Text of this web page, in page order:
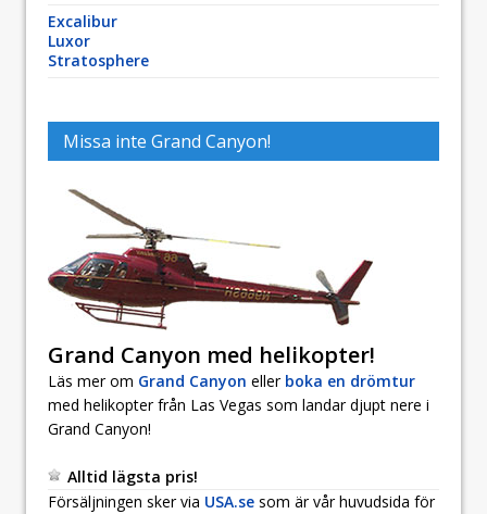
Excalibur
Luxor
Stratosphere
Missa inte Grand Canyon!
Grand Canyon med helikopter!
Läs mer om Grand Canyon eller boka en drömtur
med helikopter från Las Vegas som landar djupt nere i
Grand Canyon!
Alltid lägsta pris!
Försäljningen sker via USA.se som är vår huvudsida för